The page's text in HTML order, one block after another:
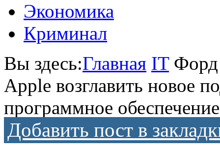
Экономика
Криминал
Вы здесь:Главная IT Форд
Apple возглавить новое
программное обеспечение
Добавить пост в